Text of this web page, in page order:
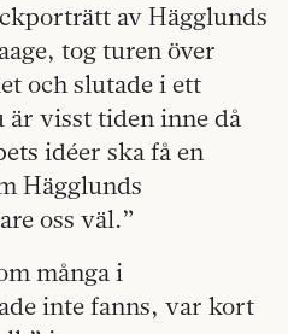
av Hägglunds
tog turen över
och slutade i ett
visst tiden inne då
idéer ska få en
Hägglunds
oss väl.”
många i
inte fanns, var kort